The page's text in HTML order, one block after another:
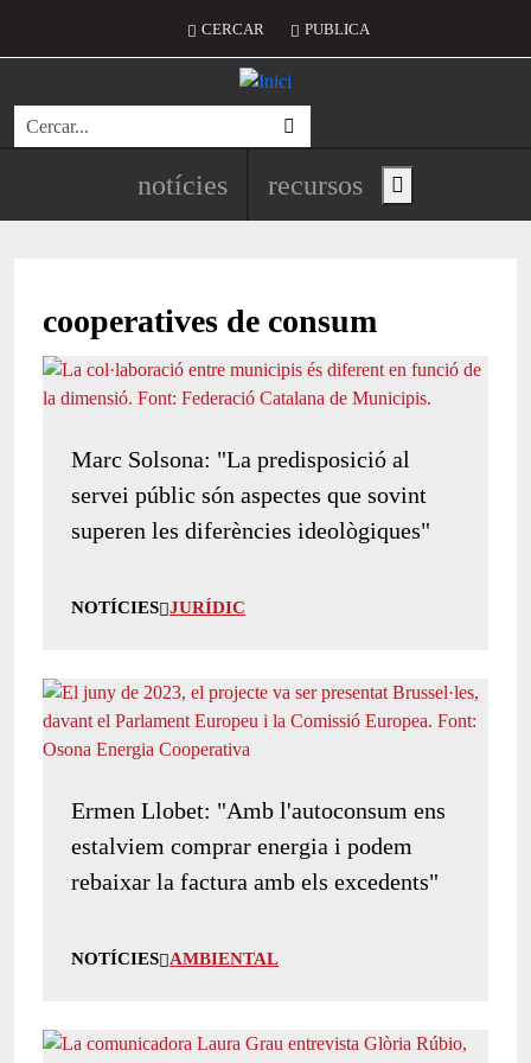
Menú del compte d'usuari
CERCAR PUBLICA
Cerca
Navegació principal de
notícies recursos Show main menu
cooperatives de consum
Marc Solsona: "La predisposició al
servei públic són aspectes que sovint
superen les diferències ideològiques"
NOTÍCIES JURÍDIC
Ermen Llobet: "Amb l'autoconsum ens
estalviem comprar energia i podem
rebaixar la factura amb els excedents"
NOTÍCIES AMBIENTAL